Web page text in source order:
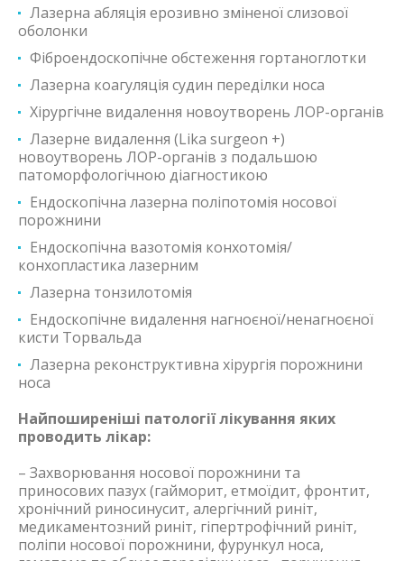
Лазерна абляція ерозивно зміненої слизової
оболонки
Фіброендоскопічне обстеження гортаноглотки
Лазерна коагуляція судин переділки носа
Хірургічне видалення новоутворень ЛОР-органів
Лазерне видалення (Lika surgeon +)
новоутворень ЛОР-органів з подальшою
патоморфологічною діагностикою
Ендоскопічна лазерна поліпотомія носової
порожнини
Ендоскопічна вазотомія конхотомія/
конхопластика лазерним
Лазерна тонзилотомія
Ендоскопічне видалення нагноєної/ненагноєної
кисти Торвальда
Лазерна реконструктивна хірургія порожнини
носа
Найпоширеніші патології лікування яких
проводить лікар:
– Захворювання носової порожнини та
приносових пазух (гайморит, етмоїдит, фронтит,
хронічний риносинусит, алергічний риніт,
медикаментозний риніт, гіпертрофічний риніт,
поліпи носової порожнини, фурункул носа,